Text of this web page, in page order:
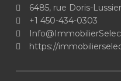
6485, rue Doris-
+1 450-434-0303
https://